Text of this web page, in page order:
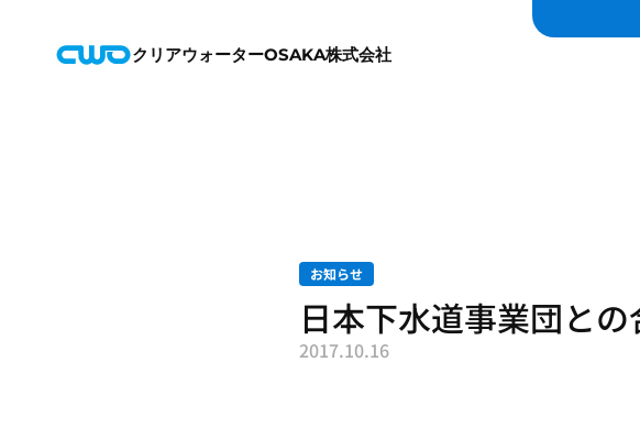
クリアウォーターOSAKA株式会社
お知らせ
日本下水道事業団と
2017.10.16